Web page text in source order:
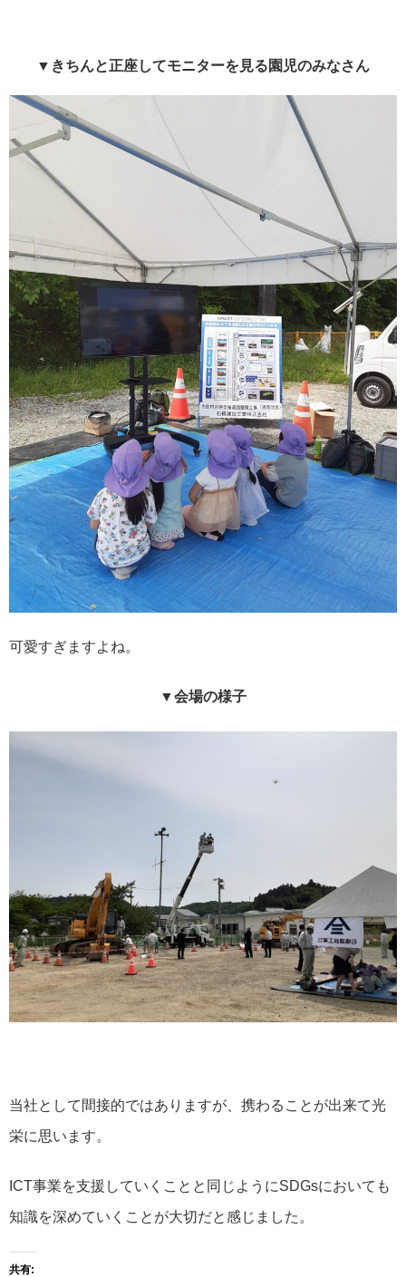
▼きちんと正座してモニターを見る園児のみなさん
可愛すぎますよね。
▼会場の様子
当社として間接的ではありますが、携わることが出来て光
栄に思います。
ICT事業を支援していくことと同じようにSDGsにおいても
知識を深めていくことが大切だと感じました。
共有: